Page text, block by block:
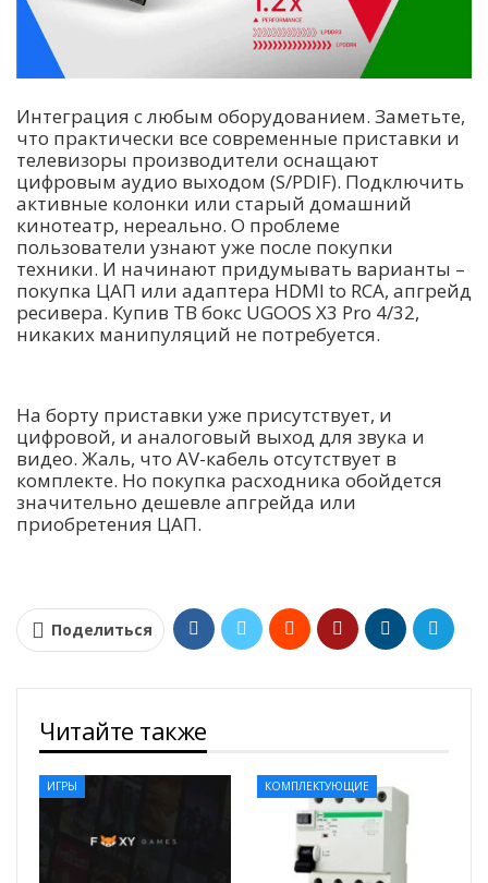
Интеграция с любым оборудованием. Заметьте,
что практически все современные приставки и
телевизоры производители оснащают
цифровым аудио выходом (S/PDIF). Подключить
активные колонки или старый домашний
кинотеатр, нереально. О проблеме
пользователи узнают уже после покупки
техники. И начинают придумывать варианты –
покупка ЦАП или адаптера HDMI to RCA, апгрейд
ресивера. Купив ТВ бокс UGOOS X3 Pro 4/32,
никаких манипуляций не потребуется.
На борту приставки уже присутствует, и
цифровой, и аналоговый выход для звука и
видео. Жаль, что AV-кабель отсутствует в
комплекте. Но покупка расходника обойдется
значительно дешевле апгрейда или
приобретения ЦАП.
Поделиться
Читайте также
ИГРЫ КОМПЛЕКТУЮЩИЕ